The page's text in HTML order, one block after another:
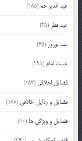
عید غدیر خم(185)
عید فطر (35)
عید نوروز (45)
غیبت امام (291)
فضایل اخلاقی (183)
فضایل و رذایل اخلاقی (168)
فضایل و ویژگی ها (10)